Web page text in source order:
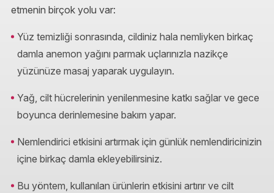
etmenin birçok yolu var:
Yüz temizliği sonrasında, cildiniz hala nemliyken birkaç
damla anemon yağını parmak uçlarınızla nazikçe
yüzünüze masaj yaparak uygulayın.
Yağ, cilt hücrelerinin yenilenmesine katkı sağlar ve gece
boyunca derinlemesine bakım yapar.
Nemlendirici etkisini artırmak için günlük nemlendiricinizin
içine birkaç damla ekleyebilirsiniz.
Bu yöntem, kullanılan ürünlerin etkisini artırır ve cilt